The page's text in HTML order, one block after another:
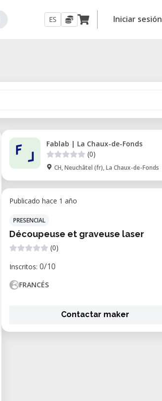
ES Iniciar sesión
Fablab | La Chaux-de-Fonds
(0)
CH, Neuchâtel (fr), La Chaux-de-Fonds
Publicado hace 1 año
PRESENCIAL
Découpeuse et graveuse laser
(0)
Inscritos: 0/10
FRANCÉS
Contactar maker